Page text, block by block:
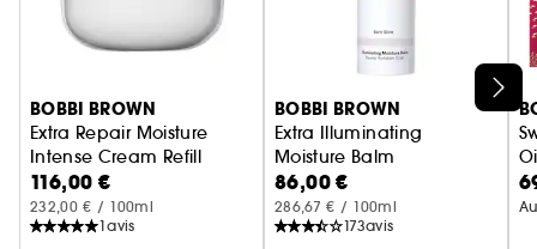
BOBBI BROWN
Extra Repair Moisture
Intense Cream Refill
Recharge Baume Hydratant Régénérant
116,00 €
232,00 € / 100ml
1avis
BOBBI BROWN
Extra Illuminating
Moisture Balm
Baume Hydratant Illuminateur
86,00 €
286,67 € / 100ml
173avis